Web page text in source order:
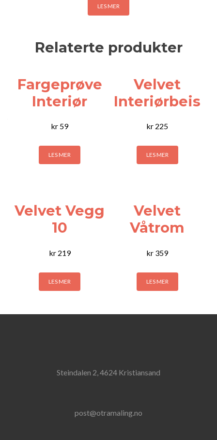
LES MER
Relaterte produkter
Fargeprøve
Interiør
kr 59
LES MER
Velvet
Interiørbeis
kr 225
LES MER
Velvet Vegg
10
kr219
LES MER
Velvet
Våtrom
kr 359
LES MER
Steindalen 2, 4624 Kristiansand
post@otramaling.no